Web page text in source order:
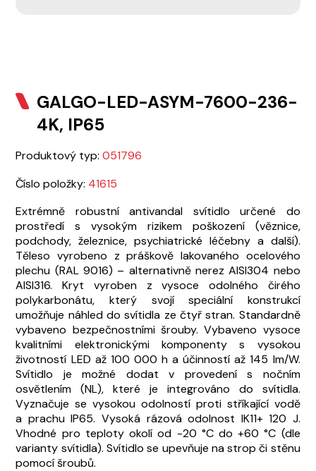
GALGO-LED-ASYM-7600-236-
4K, IP65
Produktový typ:051796
Číslo položky: 41615
Extrémně robustní antivandal svítidlo určené do
prostředí s vysokým rizikem poškození (věznice,
podchody, železnice, psychiatrické léčebny a další).
Těleso vyrobeno z práškově lakovaného ocelového
plechu (RAL 9016) – alternativně nerez AISI304 nebo
AISI316. Kryt vyroben z vysoce odolného čirého
polykarbonátu, který svojí speciální konstrukcí
umožňuje náhled do svítidla ze čtyř stran. Standardně
vybaveno bezpečnostními šrouby. Vybaveno vysoce
kvalitními elektronickými komponenty s vysokou
životností LED až 100 000 h a účinností až 145 lm/W.
Svítidlo je možné dodat v provedení s nočním
osvětlením (NL), které je integrováno do svítidla.
Vyznačuje se vysokou odolností proti stříkající vodě
a prachu IP65. Vysoká rázová odolnost IK11+ 120 J.
Vhodné pro teploty okolí od -20 °C do +60 °C (dle
varianty svítidla). Svítidlo se upevňuje na strop či stěnu
pomocí šroubů.